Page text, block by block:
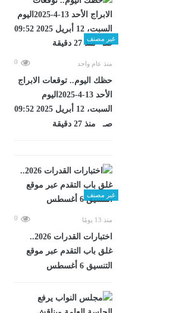
غير مصنف
منذ عام واحد 0
حظك اليوم.. توقعات الابراج
الأحد 13-4-2025اليوم
السبت، 12 أبريل 2025 09:52
صـ منذ 27 دقيقة
غير مصنف
منذ 13 يومًا 0
اختبارات القدرات 2026..
غلق باب التقدم عبر موقع
التنسيق 6 أغسطس